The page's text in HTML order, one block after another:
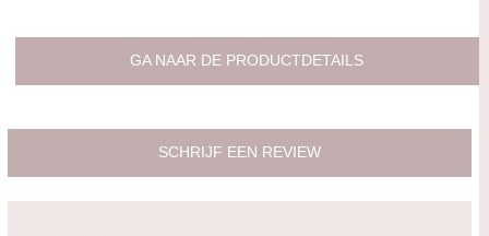
GA NAAR DE PRODUCTDETAILS
SCHRIJF EEN REVIEW